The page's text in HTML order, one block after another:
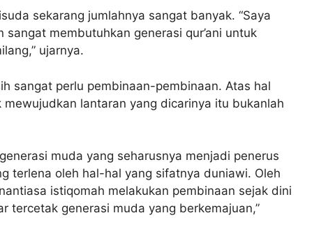
sekarang jumlahnya sangat banyak. “Saya
membutuhkan generasi qur’ani untuk
ujarnya.
sangat perlu pembinaan-pembinaan. Atas hal
lantaran yang dicarinya itu bukanlah
muda yang seharusnya menjadi penerus
terlena oleh hal-hal yang sifatnya duniawi. Oleh
istiqomah melakukan pembinaan sejak dini
tercetak generasi muda yang berkemajuan,”